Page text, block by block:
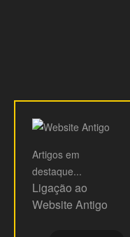
Artigos em
destaque...
Ligação ao
Website Antigo